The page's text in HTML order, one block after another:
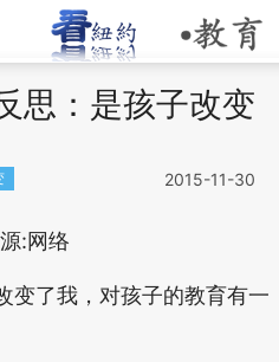
思：是孩子改变
2015-11-30
变了我，对孩子的教育有一